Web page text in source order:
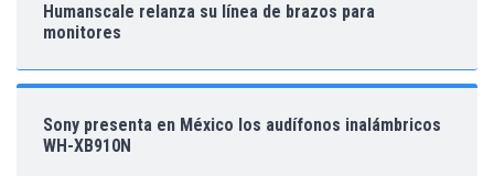
Humanscale relanza su línea de brazos para
monitores
Sony presenta en México los audífonos inalámbricos
WH-XB910N